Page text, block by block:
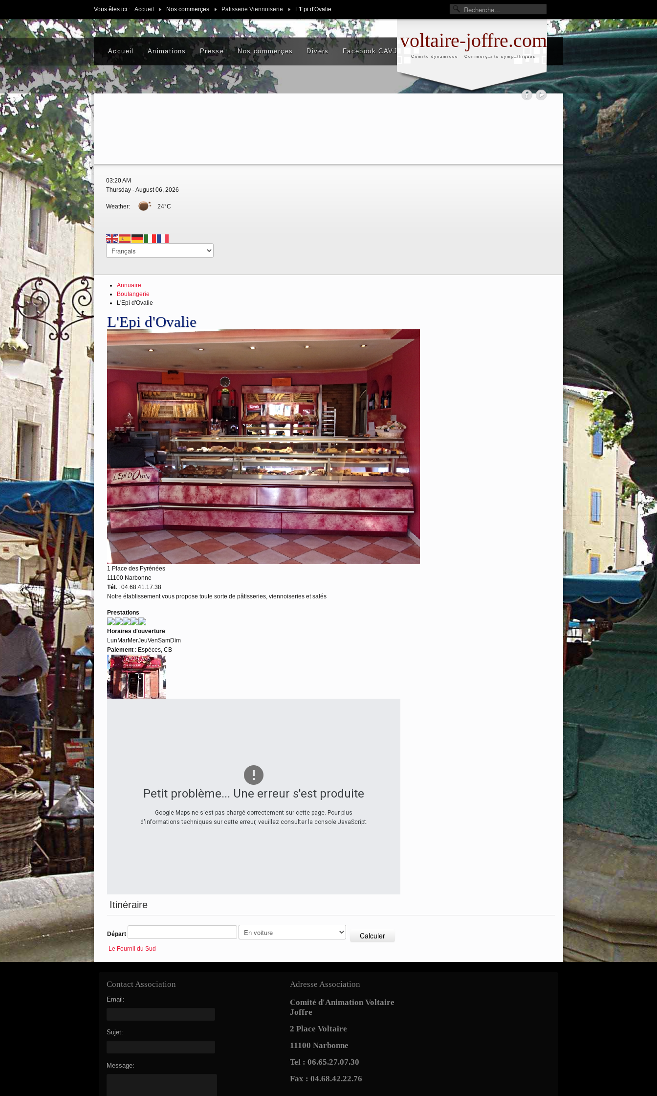
Vous êtes ici : Accueil Nos commerçes Patisserie Viennoiserie L'Epi d'Ovalie
voltaire-joffre.com
Comité dynamique - Commerçants sympathiques
Accueil Animations Presse Nos commerçes Divers Facebook CAVJ
03:20 AM
Thursday - August 06, 2026
Weather: 24°C
Annuaire
Boulangerie
L'Epi d'Ovalie
L'Epi d'Ovalie
1 Place des Pyrénées
11100 Narbonne
Tél. : 04.68.41.17.38
Notre établissement vous propose toute sorte de pâtisseries, viennoiseries et salés
Prestations
Horaires d'ouverture
Lun MarMerJeuVenSamDim
Paiement : Espèces, CB
Petit problème... Une erreur s'est produite
Google Maps ne s'est pas chargé correctement sur cette page. Pour plus
d'informations techniques sur cette erreur, veuillez consulter la console JavaScript.
Itinéraire
Départ Calculer
Le Fournil du Sud
Contact Association
Email:
Sujet:
Message:
Adresse Association
Comité d'Animation Voltaire
Joffre
2 Place Voltaire
11100 Narbonne
Tel : 06.65.27.07.30
Fax : 04.68.42.22.76